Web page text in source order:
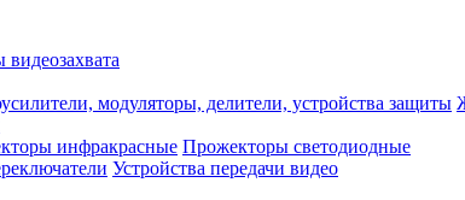
модуляторы, делители, устройства защиты
инфракрасные Прожекторы светодиодные
Устройства передачи видео